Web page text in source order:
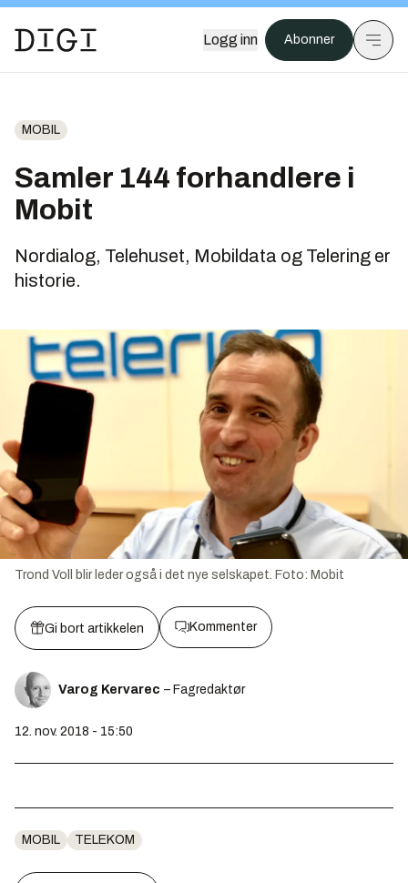
Logg inn Abonner
MOBIL
Samler 144 forhandlere i
Mobit
Nordialog, Telehuset, Mobildata og Telering er
historie.
Trond Voll blir leder også i det nye selskapet. Foto: Mobit
Gi bort artikkelen Kommenter
Varog Kervarec – Fagredaktør
12. nov. 2018 - 15:50
MOBIL TELEKOM